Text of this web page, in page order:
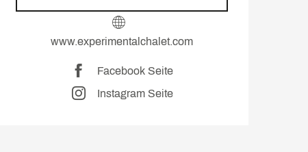
www.experimentalchalet.com
Facebook Seite
Instagram Seite